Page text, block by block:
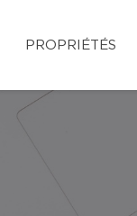
PROPRIÉTÉS